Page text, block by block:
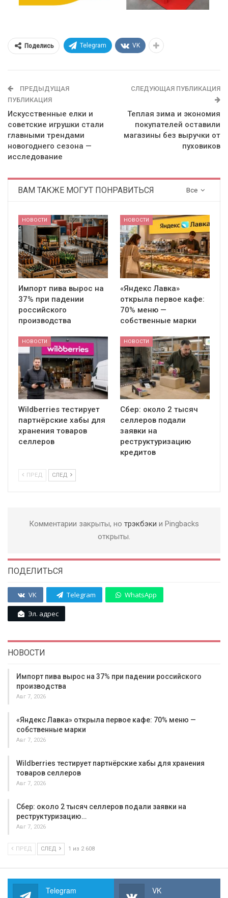
Поделись Telegram VK
ПРЕДЫДУЩАЯ
ПУБЛИКАЦИЯ
Искусственные елки и
советские игрушки стали
главными трендами
новогоднего сезона —
исследование
СЛЕДУЮЩАЯ ПУБЛИКАЦИЯ
Теплая зима и экономия
покупателей оставили
магазины без выручки от
пуховиков
Все
ВАМ ТАКЖЕ МОГУТ ПОНРАВИТЬСЯ
НОВОСТИ
Импорт пива вырос на
37% при падении
российского
производства
НОВОСТИ
«Яндекс Лавка»
открыла первое кафе:
70% меню —
собственные марки
НОВОСТИ
Wildberries тестирует
партнёрские хабы для
хранения товаров
селлеров
НОВОСТИ
Сбер: около 2 тысяч
селлеров подали
заявки на
реструктуризацию
кредитов
ПРЕД СЛЕД
Комментарии закрыты, но трэкбэки и Pingbacks
открыты.
ПОДЕЛИТЬСЯ
VK Telegram WhatsApp
Эл. адрес
НОВОСТИ
Импорт пива вырос на 37% при падении российского
производства
Авг 7, 2026
«Яндекс Лавка» открыла первое кафе: 70% меню —
собственные марки
Авг 7, 2026
Wildberries тестирует партнёрские хабы для хранения
товаров селлеров
Авг 7, 2026
Сбер: около 2 тысяч селлеров подали заявки на
реструктуризацию…
Авг 7, 2026
ПРЕД СЛЕД 1 из 2 608
Telegram VK